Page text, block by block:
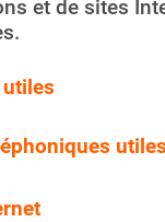
et de sites
utiles